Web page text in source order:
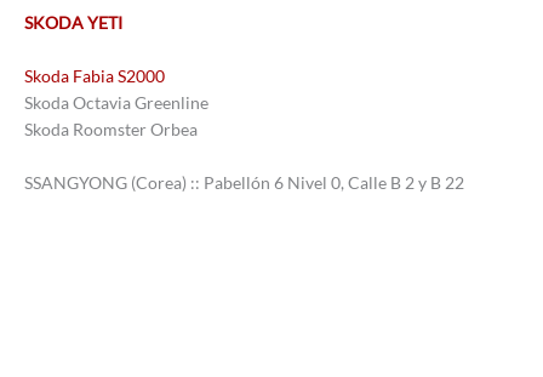
SKODA YETI
Skoda Fabia S2000
Skoda Octavia Greenline
Skoda Roomster Orbea
SSANGYONG (Corea) :: Pabellón 6 Nivel 0, Calle B 2 y B 22